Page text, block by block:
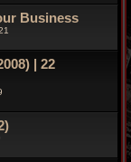
Business
| 22